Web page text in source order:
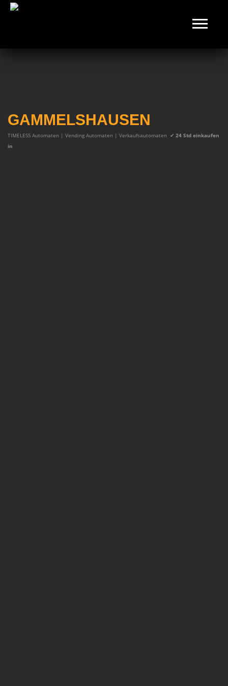
GAMMELSHAUSEN
TIMELESS Automaten | Vending Automaten | Verkaufsautomaten ✔ 24 Std einkaufen
in